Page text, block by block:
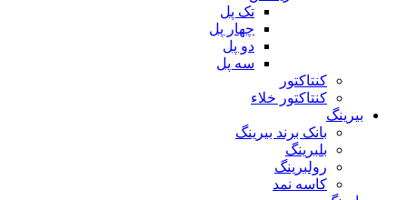
تک پل
چهار پل
دو پل
سه پل
کنتاکتور
کنتاکتور خلاء
بیرینگ
بانک برند بیرینگ
بلبرینگ
رولبرینگ
کاسه نمد